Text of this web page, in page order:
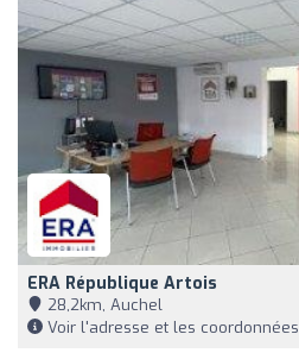
ERA République Artois
28,2km, Auchel
Voir l'adresse et les coordonnées